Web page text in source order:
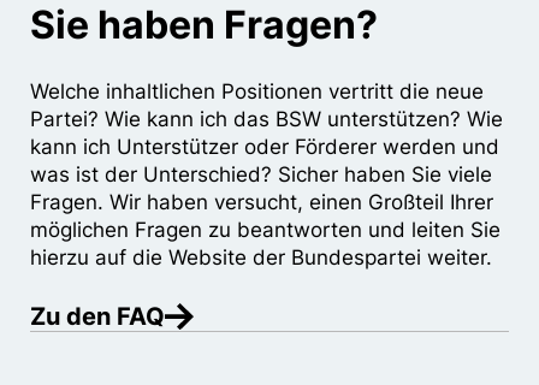
Sie haben Fragen?
Welche inhaltlichen Positionen vertritt die neue
Partei? Wie kann ich das BSW unterstützen? Wie
kann ich Unterstützer oder Förderer werden und
was ist der Unterschied? Sicher haben Sie viele
Fragen. Wir haben versucht, einen Großteil Ihrer
möglichen Fragen zu beantworten und leiten Sie
hierzu auf die Website der Bundespartei weiter.
Zu den FAQ